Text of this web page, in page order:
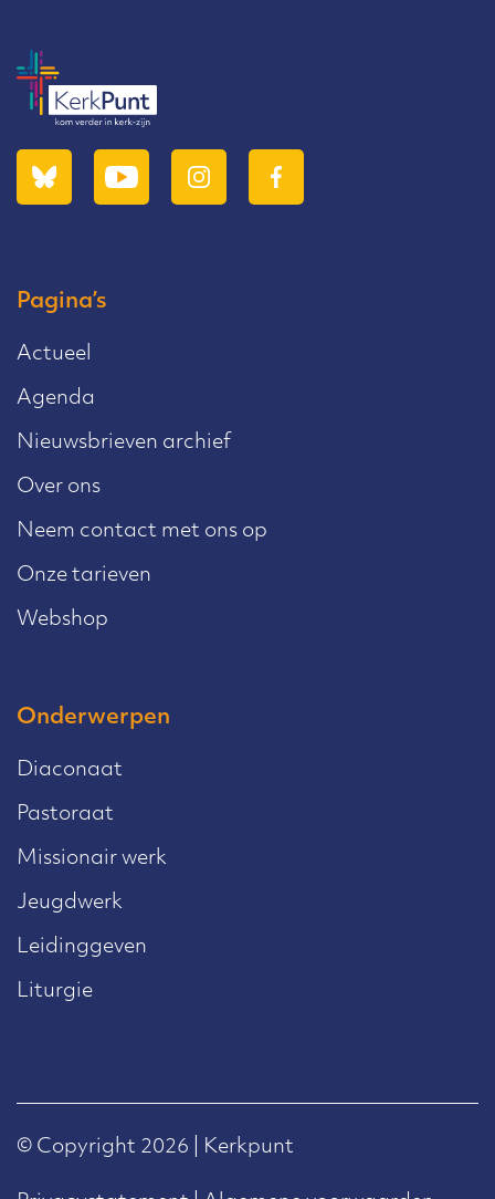
Pagina’s
Actueel
Agenda
Nieuwsbrieven archief
Over ons
Neem contact met ons op
Onze tarieven
Webshop
Onderwerpen
Diaconaat
Pastoraat
Missionair werk
Jeugdwerk
Leidinggeven
Liturgie
© Copyright 2026 | Kerkpunt